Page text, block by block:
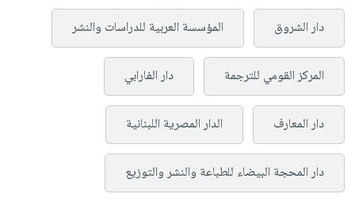
دار الشروق المؤسسة العربية للدراسات والنشر
المركز القومي للترجمة دار الفارابي
دار المعارف الدار المصرية اللبنانية
دار المحجة البيضاء للطباعة والنشر والتوزيع